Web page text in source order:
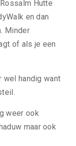
Hutte
en dan
Minder
of als je een
wel handig want
weer ook
maar ook